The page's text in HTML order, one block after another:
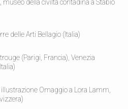
della civiltà contadina a Stabio
delle Arti Bellagio (Italia)
(Parigi, Francia), Venezia
Omaggio a Lora Lamm,